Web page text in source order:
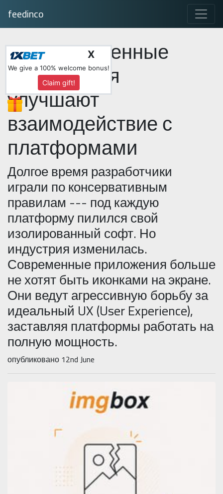
feedinco
Как современные
приложения
улучшают
взаимодействие с
платформами
Долгое время разработчики
играли по консервативным
правилам --- под каждую
платформу пилился свой
изолированный софт. Но
индустрия изменилась.
Современные приложения больше
не хотят быть иконками на экране.
Они ведут агрессивную борьбу за
идеальный UX (User Experience),
заставляя платформы работать на
полную мощность.
опубликовано 12nd June
X
We give a 100% welcome bonus!
Claim gift!